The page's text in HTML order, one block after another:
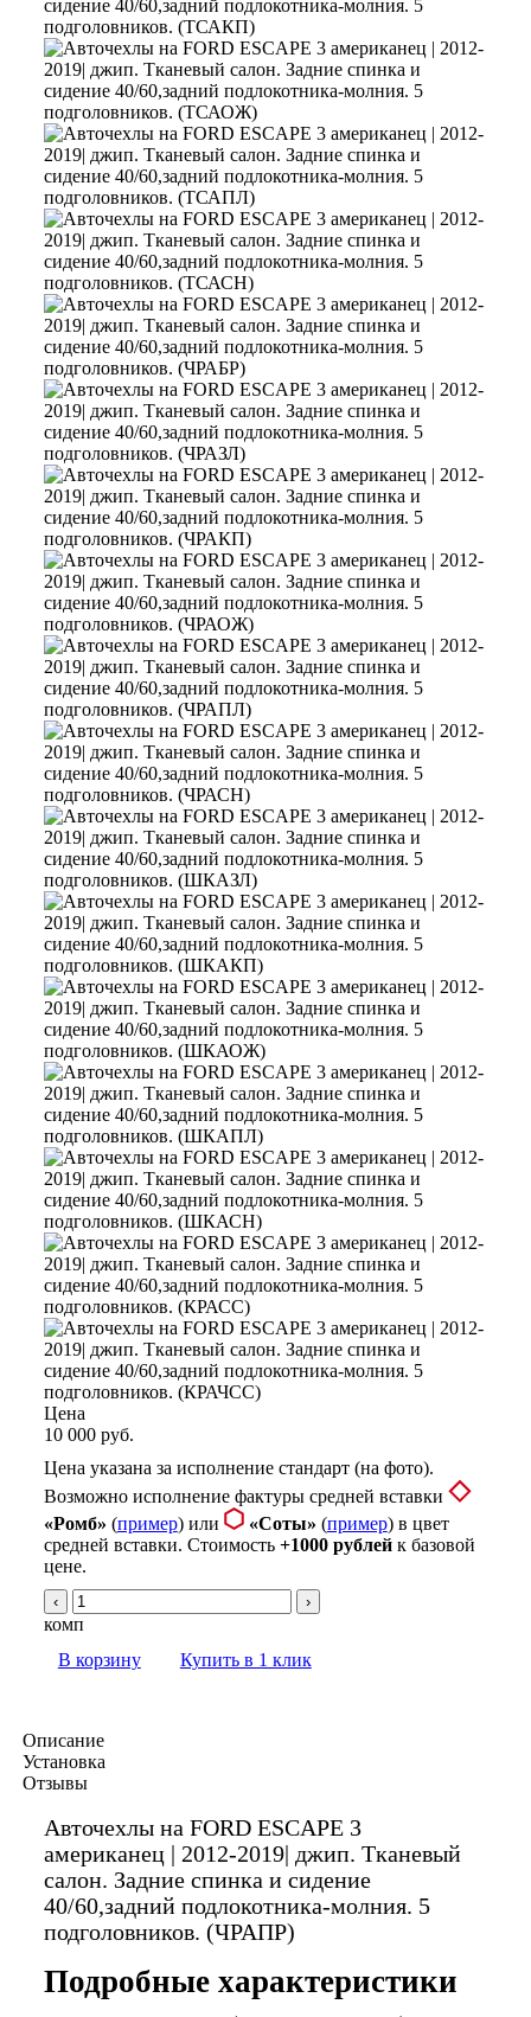
Цена
10 000 руб.
Цена указана за исполнение стандарт (на фото).
Возможно исполнение фактуры средней вставки
«Ромб» (пример) или «Соты» (пример) в цвет
средней вставки. Стоимость +1000 рублейк базовой
цене.
‹ ›
комп
В корзину
Купить в 1 клик
Описание
Установка
Отзывы
Авточехлы на FORD ESCAPE 3
американец | 2012-2019| джип. Тканевый
салон. Задние спинка и сидение
40/60,задний подлокотника-молния. 5
подголовников. (ЧРАПР)
Подробные характеристики